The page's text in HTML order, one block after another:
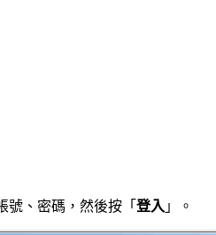
號、密碼，然後按「 登入 」。